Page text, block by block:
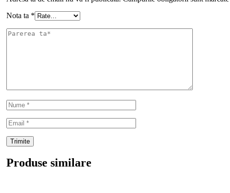
Nota ta *
Produse similare